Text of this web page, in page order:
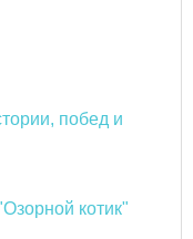
побед и
котик"